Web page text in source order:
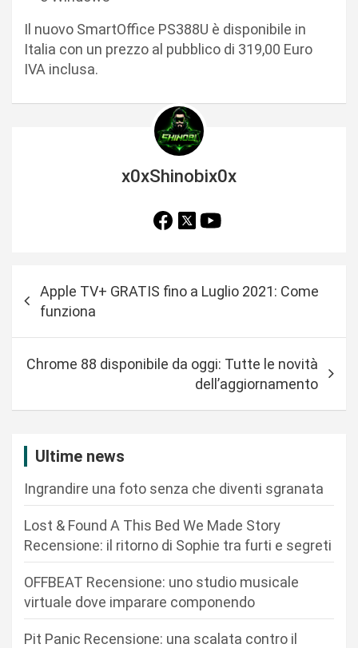
Il nuovo SmartOffice PS388U è disponibile in
Italia con un prezzo al pubblico di 319,00 Euro
IVA inclusa.
x0xShinobix0x
a
Apple TV+ GRATIS fino a Luglio 2021: Come
funziona
Chrome 88 disponibile da oggi: Tutte le novità
dell’aggiornamento
Ultime news
Ingrandire una foto senza che diventi sgranata
Lost & Found A This Bed We Made Story
Recensione: il ritorno di Sophie tra furti e segreti
OFFBEAT Recensione: uno studio musicale
virtuale dove imparare componendo
Pit Panic Recensione: una scalata contro il